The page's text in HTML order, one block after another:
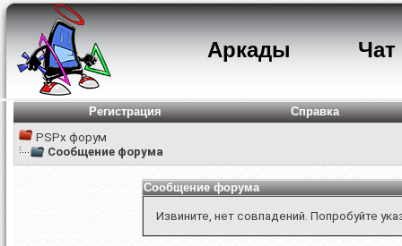
Аркады Чат
Регистрация
Справка
PSPx форум
Сообщение форума
Сообщение форума
Извините, нет совпадений. Попробуйте